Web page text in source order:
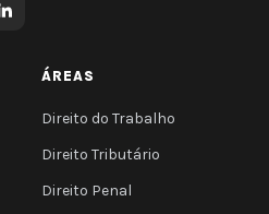
ÁREAS
Direito do Trabalho
Direito Tributário
Direito Penal